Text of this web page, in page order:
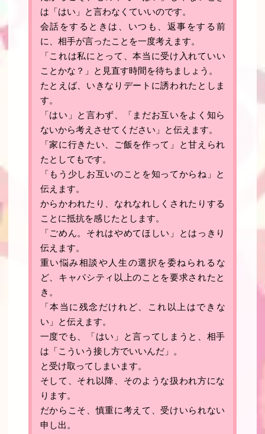
は「はい」と言わなくていいのです。
会話をするときは、いつも、返事をする前
に、相手が言ったことを一度考えます。
「 これは私にとって、本当に受け入れていい
ことかな？ 」と見直す時間を待ちましょう。
たとえば、いきなりデートに誘われたとしま
す。
「はい」と言わず、「まだお互いをよく知ら
ないから考えさせてください」と伝えます。
「家に行きたい、ご飯を作って」と甘えられ
たとしてもです。
「もう少しお互いのことを知ってからね」と
伝えます。
からかわれたり、なれなれしくされたりする
ことに抵抗を感じたとします。
「ごめん。それはやめてほしい」とはっきり
伝えます。
重い悩み相談や人生の選択を委ねられるな
ど、キャパシティ以上のことを要求されたと
き。
「本当に残念だけれど、これ以上はできな
い」と伝えます。
一度でも、「はい」と言ってしまうと、相手
は「こういう接し方でいいんだ」
。
と受け取ってしまいます。
そして、それ以降、そのような扱われ方にな
ります。
だからこそ、慎重に考えて、受けいられない
申し出。